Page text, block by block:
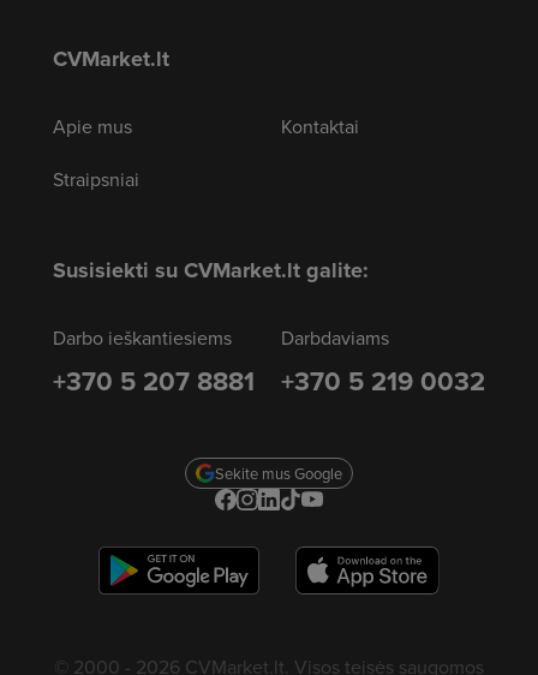
CVMarket.lt
Apie mus
Straipsniai
Kontaktai
Susisiekti su CVMarket.lt galite:
Darbo ieškantiesiems
+370 5 207 8881
Darbdaviams
+370 5 219 0032
Sekite mus Google
© 2000 - 2026 CVMarket.lt. Visos teisės saugomos